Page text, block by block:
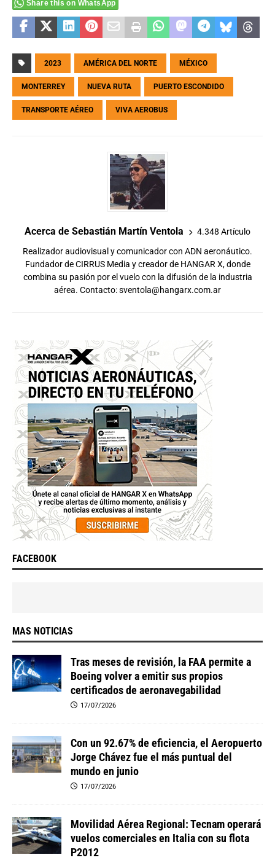
Share this on WhatsApp
2023 AMÉRICA DEL NORTE MÉXICO
MONTERREY NUEVA RUTA PUERTO ESCONDIDO
TRANSPORTE AÉREO VIVA AEROBUS
Acerca de Sebastián Martín Ventola 4.348 Artículo
Realizador audiovisual y comunicador con ADN aeronáutico.
Fundador de CIRRUS Media y creador de HANGAR X, donde
combina su pasión por el vuelo con la difusión de la industria
aérea. Contacto:sventola@hangarx.com.ar
FACEBOOK
MAS NOTICIAS
Tras meses de revisión, la FAA permite a
Boeing volver a emitir sus propios
certificados de aeronavegabilidad
17/07/2026
Con un 92.67% de eficiencia, el Aeropuerto
Jorge Chávez fue el más puntual del
mundo en junio
17/07/2026
Movilidad Aérea Regional: Tecnam operará
vuelos comerciales en Italia con su flota
P2012